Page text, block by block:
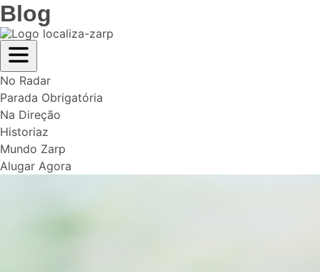
Blog
No Radar
Parada Obrigatória
Na Direção
Historiaz
Mundo Zarp
Alugar Agora